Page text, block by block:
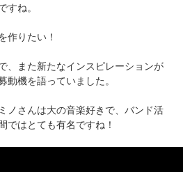
すね。
作りたい！
、また新たなインスピレーションが
動機を語っていました。
ノさんは大の音楽好きで、バンド活
ではとても有名ですね！